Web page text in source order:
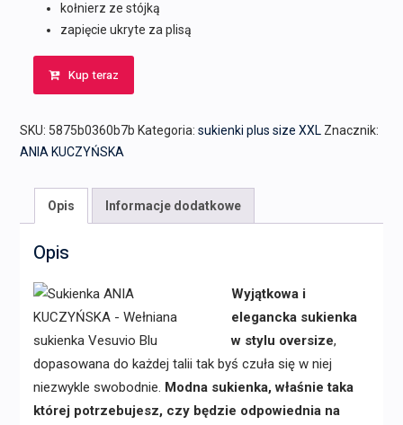
kołnierz ze stójką
zapięcie ukryte za plisą
Kup teraz
SKU: 5875b0360b7b Kategoria: sukienki plus size XXL Znacznik:
ANIA KUCZYŃSKA
Opis Informacje dodatkowe
Opis
Wyjątkowa i
elegancka sukienka
w stylu oversize,
dopasowana do każdej talii tak byś czuła się w niej
niezwykle swobodnie. Modna sukienka, właśnie taka
której potrzebujesz, czy będzie odpowiednia na